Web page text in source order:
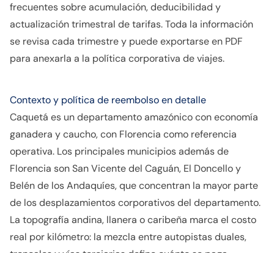
frecuentes sobre acumulación, deducibilidad y
actualización trimestral de tarifas. Toda la información
se revisa cada trimestre y puede exportarse en PDF
para anexarla a la política corporativa de viajes.
Contexto y política de reembolso en detalle
Caquetá es un departamento amazónico con economía
ganadera y caucho, con Florencia como referencia
operativa. Los principales municipios además de
Florencia son San Vicente del Caguán, El Doncello y
Belén de los Andaquíes, que concentran la mayor parte
de los desplazamientos corporativos del departamento.
La topografía andina, llanera o caribeña marca el costo
real por kilómetro: la mezcla entre autopistas duales,